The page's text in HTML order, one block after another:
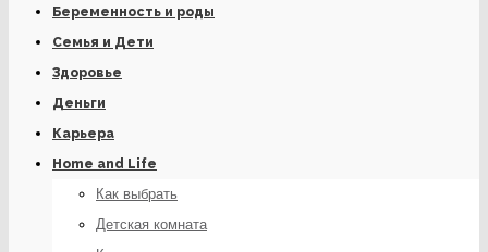
Беременность и роды
Семья и Дети
Здоровье
Деньги
Карьера
Home and Life
Как выбрать
Детская комната